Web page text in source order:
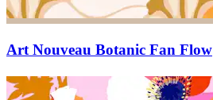
Art Nouveau Botanic Fan Flow